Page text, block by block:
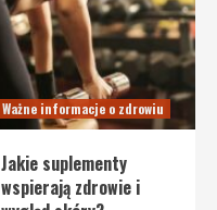
Ważne informacje o zdrowiu
Jakie suplementy
wspierają zdrowie i